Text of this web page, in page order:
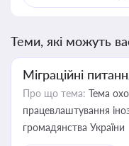
Теми, які можуть
Міграційні
Про що тема: Тема
працевлаштування
громадянства України